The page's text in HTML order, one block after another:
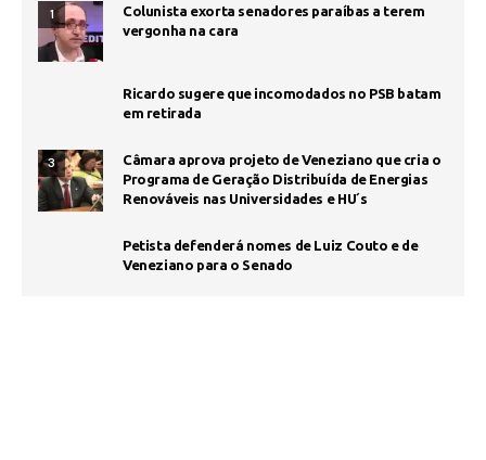
1
Colunista exorta senadores paraíbas a terem
vergonha na cara
Ricardo sugere que incomodados no PSB batam
em retirada
3
Câmara aprova projeto de Veneziano que cria o
Programa de Geração Distribuída de Energias
Renováveis nas Universidades e HU´s
Petista defenderá nomes de Luiz Couto e de
Veneziano para o Senado